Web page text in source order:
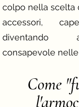
colpo nella scelta
accessori,
diventando
consapevole
Come